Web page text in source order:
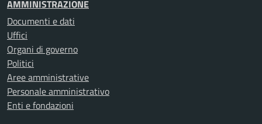
AMMINISTRAZIONE
Documenti e dati
Uffici
Organi di governo
Politici
Aree amministrative
Personale amministrativo
Enti e fondazioni